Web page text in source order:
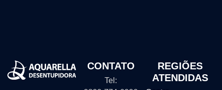
CONTATO
Tel:
REGIÕES
ATENDIDAS